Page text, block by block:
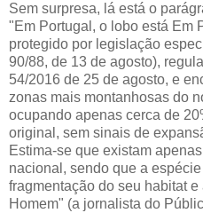
Sem surpresa, lá está o
"Em Portugal, o lobo está Em
protegido por legislação
90/88, de 13 de agosto),
54/2016 de 25 de agosto, e
zonas mais montanhosas do
ocupando apenas cerca de
original, sem sinais de
Estima-se que existam
nacional, sendo que a
fragmentação do seu habitat
Homem" (a jornalista do